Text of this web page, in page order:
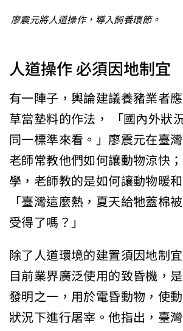
廖震元將人道操作，導入飼養環節。
人道操作 必須因地制宜
有一陣子，輿論建議養豬業者
草當墊料的作法， 「國內外狀
同一標準來看。」廖震元在臺
老師常教他們如何讓動物涼快
學，老師教的是如何讓動物暖
「臺灣這麼熱，夏天給牠蓋棉
受得了嗎？」
除了人道環境的建置須因地制
目前業界廣泛使用的致昏機，
發明之一，用於電昏動物，使
狀況下進行屠宰。他指出，臺